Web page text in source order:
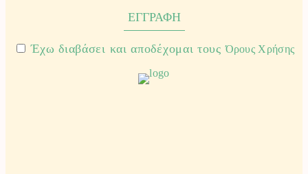
Έχω διαβάσει και αποδέχομαι τουςΌρους Χρήσης